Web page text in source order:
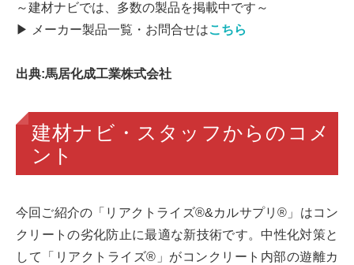
～建材ナビでは、多数の製品を掲載中です～
▶ メーカー製品一覧・お問合せはこちら
出典:馬居化成工業株式会社
建材ナビ・スタッフからのコメ
ント
今回ご紹介の「リアクトライズ®&カルサプリ®」はコン
クリートの劣化防止に最適な新技術です。中性化対策と
して「リアクトライズ®」がコンクリート内部の遊離カ